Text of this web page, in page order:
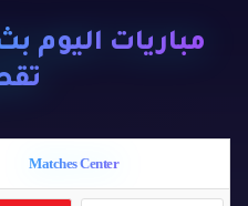
Matches Center